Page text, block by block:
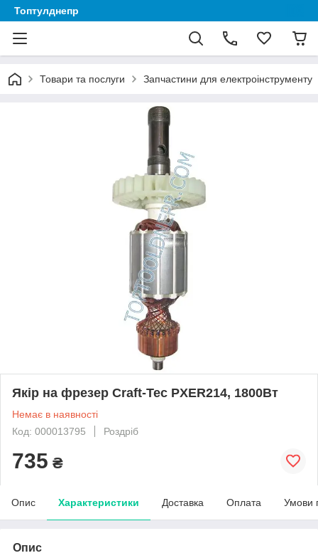
Топтулднепр
Товари та послуги Запчастини для електроінструменту
Якір на фрезер Craft-Tec PXER214, 1800Вт
Немає в наявності
Код: 000013795
Роздріб
735 ₴
Опис Характеристики Доставка Оплата Умови
Опис